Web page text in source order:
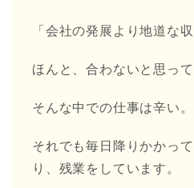
「会社の発展より地道な
ほんと、合わないと思って
そんな中での仕事は辛い。
それでも毎日降りかかっ
り、残業をしています。